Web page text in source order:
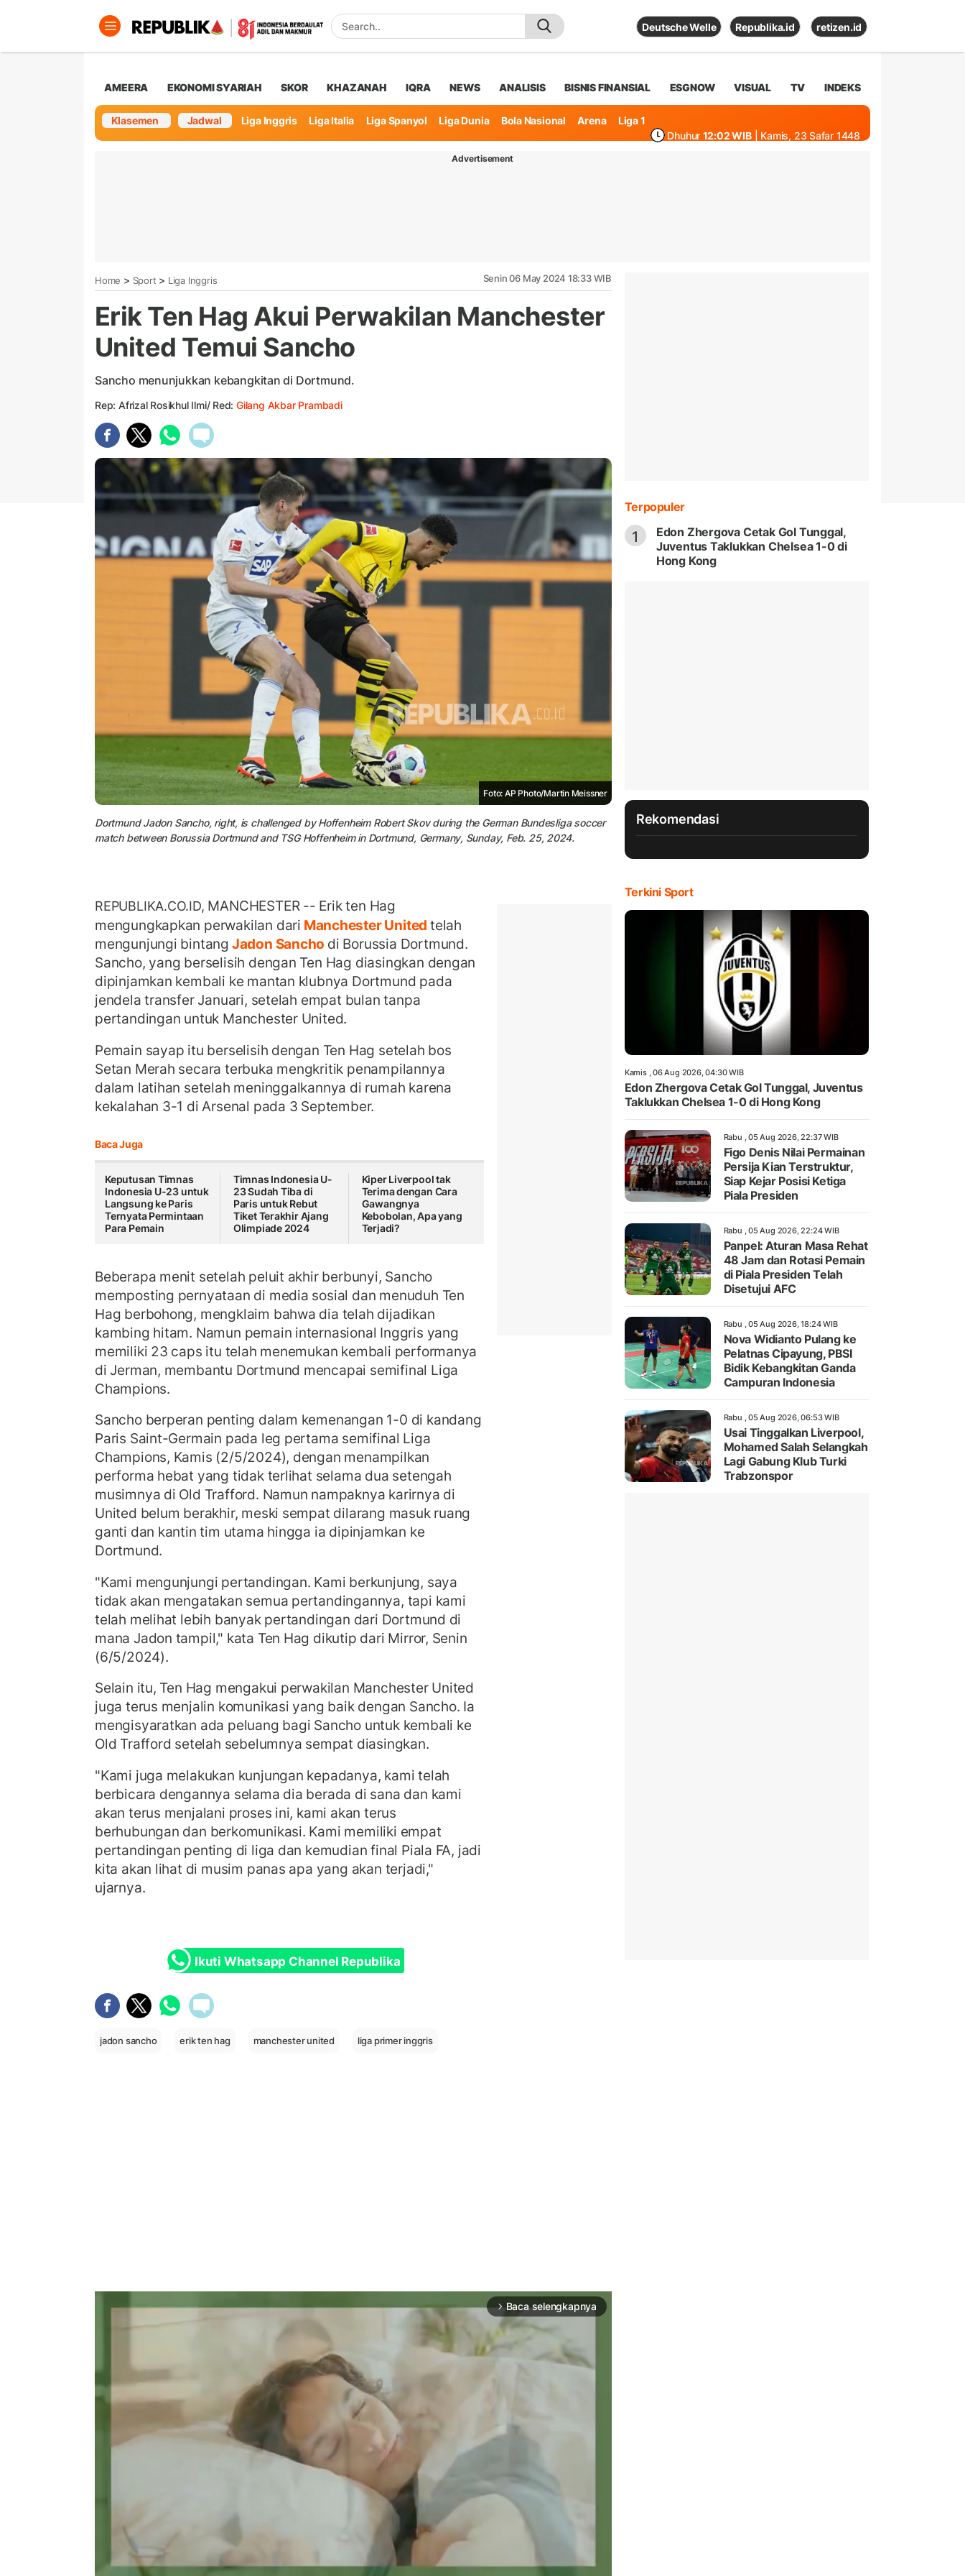
Deutsche Welle Republika.id retizen.id
AMEERA EKONOMI SYARIAH SKOR KHAZANAH IQRA NEWS ANALISIS BISNIS FINANSIAL ESGNOW VISUAL TV INDEKS
Klasemen Jadwal Liga Inggris Liga Italia Liga Spanyol Liga Dunia Bola Nasional Arena
Liga 1
Dhuhur 12:02 WIB | Kamis, 23 Safar 1448
Advertisement
Home > Sport > Liga Inggris Senin 06 May 2024 18:33 WIB
Erik Ten Hag Akui Perwakilan Manchester
United Temui Sancho
Sancho menunjukkan kebangkitan di Dortmund.
Rep: Afrizal Rosikhul Ilmi/ Red:Gilang Akbar Prambadi
Foto: AP Photo/Martin Meissner
Dortmund Jadon Sancho, right, is challenged by Hoffenheim Robert Skov during the German Bundesliga soccer
match between Borussia Dortmund and TSG Hoffenheim in Dortmund, Germany, Sunday, Feb. 25, 2024.
REPUBLIKA.CO.ID, MANCHESTER -- Erik ten Hag
mengungkapkan perwakilan dari Manchester United telah
mengunjungi bintang Jadon Sancho di Borussia Dortmund.
Sancho, yang berselisih dengan Ten Hag diasingkan dengan
dipinjamkan kembali ke mantan klubnya Dortmund pada
jendela transfer Januari, setelah empat bulan tanpa
pertandingan untuk Manchester United.
Pemain sayap itu berselisih dengan Ten Hag setelah bos
Setan Merah secara terbuka mengkritik penampilannya
dalam latihan setelah meninggalkannya di rumah karena
kekalahan 3-1 di Arsenal pada 3 September.
Baca Juga
Keputusan Timnas
Indonesia U-23 untuk
Langsung ke Paris
Ternyata Permintaan
Para Pemain
Timnas Indonesia U-
23 Sudah Tiba di
Paris untuk Rebut
Tiket Terakhir Ajang
Olimpiade 2024
Kiper Liverpool tak
Terima dengan Cara
Gawangnya
Kebobolan, Apa yang
Terjadi?
Beberapa menit setelah peluit akhir berbunyi, Sancho
memposting pernyataan di media sosial dan menuduh Ten
Hag berbohong, mengklaim bahwa dia telah dijadikan
kambing hitam. Namun pemain internasional Inggris yang
memiliki 23 caps itu telah menemukan kembali performanya
di Jerman, membantu Dortmund mencapai semifinal Liga
Champions.
Sancho berperan penting dalam kemenangan 1-0 di kandang
Paris Saint-Germain pada leg pertama semifinal Liga
Champions, Kamis (2/5/2024), dengan menampilkan
performa hebat yang tidak terlihat selama dua setengah
musimnya di Old Trafford. Namun nampaknya karirnya di
United belum berakhir, meski sempat dilarang masuk ruang
ganti dan kantin tim utama hingga ia dipinjamkan ke
Dortmund.
"Kami mengunjungi pertandingan. Kami berkunjung, saya
tidak akan mengatakan semua pertandingannya, tapi kami
telah melihat lebih banyak pertandingan dari Dortmund di
mana Jadon tampil," kata Ten Hag dikutip dari Mirror, Senin
(6/5/2024).
Selain itu, Ten Hag mengakui perwakilan Manchester United
juga terus menjalin komunikasi yang baik dengan Sancho. Ia
mengisyaratkan ada peluang bagi Sancho untuk kembali ke
Old Trafford setelah sebelumnya sempat diasingkan.
"Kami juga melakukan kunjungan kepadanya, kami telah
berbicara dengannya selama dia berada di sana dan kami
akan terus menjalani proses ini, kami akan terus
berhubungan dan berkomunikasi. Kami memiliki empat
pertandingan penting di liga dan kemudian final Piala FA, jadi
kita akan lihat di musim panas apa yang akan terjadi,"
ujarnya.
Ikuti Whatsapp Channel Republika
jadon sancho erik ten hag manchester united liga primer inggris
arrow_forward_ios Baca selengkapnya
Terpopuler
1
Edon Zhergova Cetak Gol Tunggal,
Juventus Taklukkan Chelsea 1-0 di
Hong Kong
Rekomendasi
Terkini Sport
Kamis , 06 Aug 2026, 04:30 WIB
Edon Zhergova Cetak Gol Tunggal, Juventus
Taklukkan Chelsea 1-0 di Hong Kong
Rabu , 05 Aug 2026, 22:37 WIB
Figo Denis Nilai Permainan
Persija Kian Terstruktur,
Siap Kejar Posisi Ketiga
Piala Presiden
Rabu , 05 Aug 2026, 22:24 WIB
Panpel: Aturan Masa Rehat
48 Jam dan Rotasi Pemain
di Piala Presiden Telah
Disetujui AFC
Rabu , 05 Aug 2026, 18:24 WIB
Nova Widianto Pulang ke
Pelatnas Cipayung, PBSI
Bidik Kebangkitan Ganda
Campuran Indonesia
Rabu , 05 Aug 2026, 06:53 WIB
Usai Tinggalkan Liverpool,
Mohamed Salah Selangkah
Lagi Gabung Klub Turki
Trabzonspor